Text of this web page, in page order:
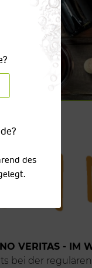
VERITAS - IM
bei der
des